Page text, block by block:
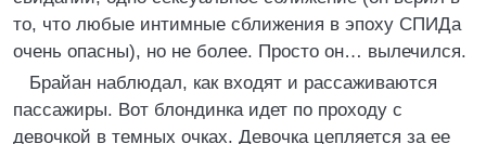
то, что любые интимные сближения в эпоху СПИДа
очень опасны), но не более. Просто он… вылечился.
Брайан наблюдал, как входят и рассаживаются
пассажиры. Вот блондинка идет по проходу с
девочкой в темных очках. Девочка цепляется за ее